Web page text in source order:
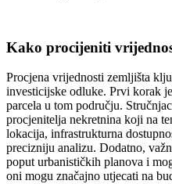
Kako procijeniti
Procjena vrijednosti zemljišta
investicijske odluke. Prvi korak
parcela u tom području.
procjenitelja nekretnina koji na
lokacija, infrastrukturna
precizniju analizu. Dodatno,
poput urbanističkih planova i
oni mogu značajno utjecati na